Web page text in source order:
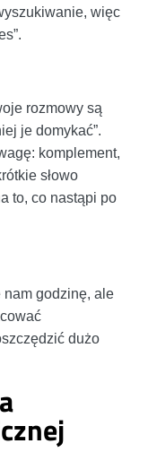
więc
rozmowy są
je domykać”.
komplement,
słowo
to, co nastąpi po
nam godzinę, ale
dużo